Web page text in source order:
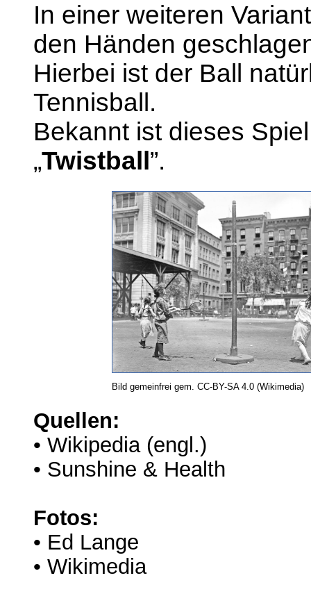
In einer weiteren
den Händen
Hierbei ist der Ball
Tennisball.
Bekannt ist dieses
„Twistball ”.
Bild gemeinfrei gem. CC-BY-SA 4.0 (Wikimedia)
Quellen:
• Wikipedia (engl.)
• Sunshine & Health
Fotos:
• Ed Lange
• Wikimedia